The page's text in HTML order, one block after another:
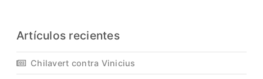
Artículos recientes
Chilavert contra Vinicius